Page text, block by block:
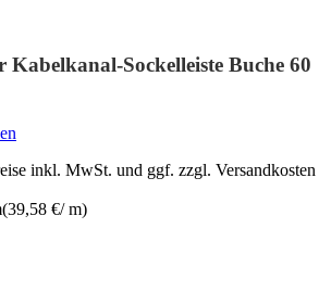
Sockelleiste Buche 60
inkl. MwSt. und ggf. zzgl. Versandkosten
(39,58 €/ m)